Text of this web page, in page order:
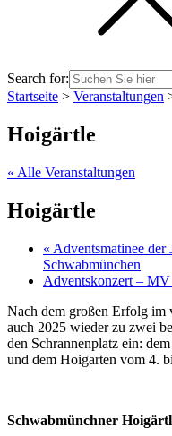
Search for:
Startseite > Veranstaltungen
Hoigärtle
« Alle Veranstaltungen
Hoigärtle
« Adventsmatinee der
Schwabmünchen
Adventskonzert –
Nach dem großen Erfolg im
auch 2025 wieder zu zwei
den Schrannenplatz ein:
und dem Hoigarten vom 4.
Schwabmünchner